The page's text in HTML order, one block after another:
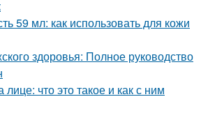
59 мл: как использовать для кожи
здоровья: Полное руководство
что это такое и как с ним